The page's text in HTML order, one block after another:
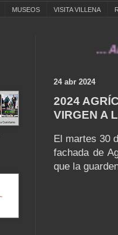
MUSEOS VISITA VILLENA
...
24 abr 2024
2024
VIRGEN A
El martes 30
fachada de
que la